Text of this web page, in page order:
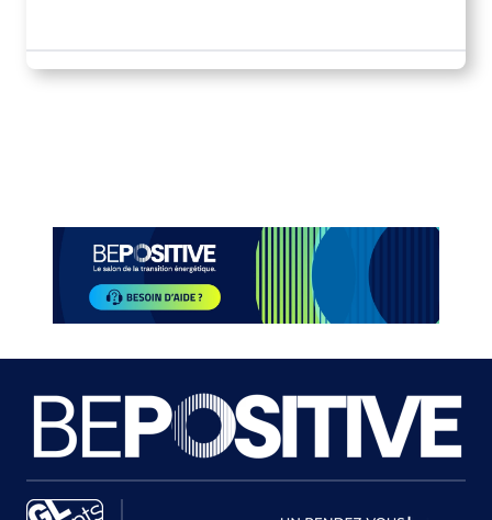
Paragraphes
Paragraphes